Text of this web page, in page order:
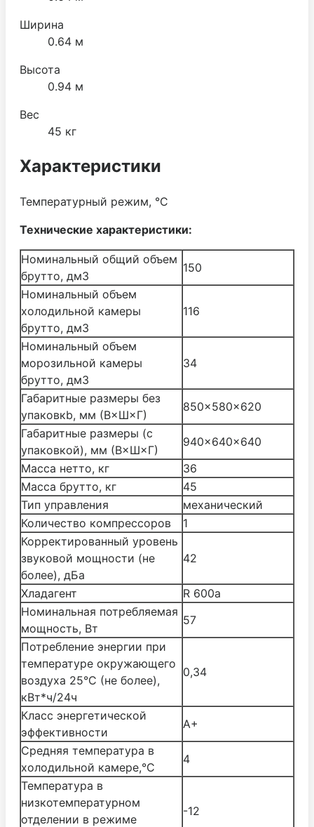
Ширина
0.64 м
Высота
0.94 м
Вес
45 кг
Характеристики
Температурный режим, °C
Технические характеристики:
Номинальный общий объем
брутто, дм3
150
Номинальный объем
холодильной камеры
брутто, дм3
116
Номинальный объем
морозильной камеры
брутто, дм3
34
Габаритные размеры без
упаковкb, мм (В×Ш×Г)
850×580×620
Габаритные размеры (с
упаковкой), мм (В×Ш×Г)
940×640×640
Масса нетто, кг
36
Масса брутто, кг
45
Тип управления
механический
Количество компрессоров
1
Корректированный уровень
звуковой мощности (не
более), дБа
42
Хладагент
R 600a
Номинальная потребляемая
мощность, Вт
57
Потребление энергии при
температуре окружающего
воздуха 25°C (не более),
кВт*ч/24ч
0,34
Класс энергетической
эффективности
A+
Средняя температура в
холодильной камере,°C
4
Температура в
низкотемпературном
отделении в режиме
-12